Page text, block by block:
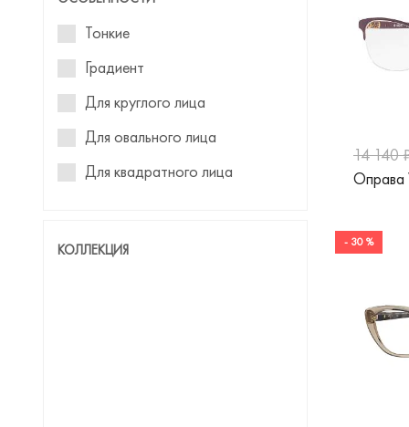
Costantini eXta
Davidoff
Diesel
Dior
Dolce&Gabbana
Тонкие
Градиент
Для круглого лица
Для овального лица
Для квадратного лица
Для треугольного лица
КОЛЛЕКЦИЯ
14 140
Оправа
- 30 %